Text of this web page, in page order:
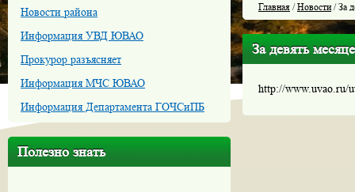
Новости района
Информация УВД ЮВАО
Прокурор разъясняет
Информация МЧС ЮВАО
Информация Департамента ГОЧСиПБ
Полезно знать
Главная /Новости/ За
За девять
http://www.uvao.ru/